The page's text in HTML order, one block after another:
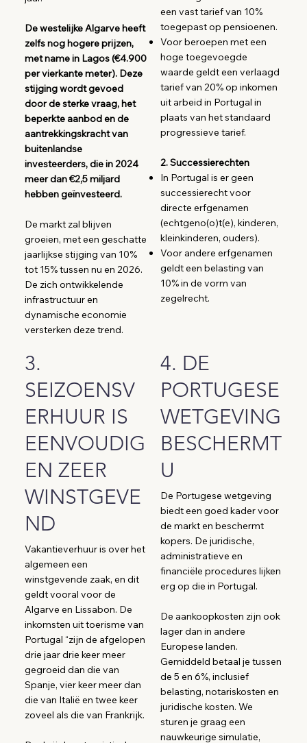
De westelijke Algarve heeft
zelfs nog hogere prijzen,
met name in Lagos (€4.900
per vierkante meter). Deze
stijging wordt gevoed
door de sterke vraag, het
beperkte aanbod en de
aantrekkingskracht van
buitenlandse
investeerders, die in 2024
meer dan €2,5 miljard
hebben geïnvesteerd.
De markt zal blijven
groeien, met een geschatte
jaarlijkse stijging van 10%
tot 15% tussen nu en 2026.
De zich ontwikkelende
infrastructuur en
dynamische economie
versterken deze trend.
een vast tarief van 10%
toegepast op pensioenen.
Voor beroepen met een
hoge toegevoegde
waarde geldt een verlaagd
tarief van 20% op inkomen
uit arbeid in Portugal in
plaats van het standaard
progressieve tarief.
2. Successierechten
In Portugal is er geen
successierecht voor
directe erfgenamen
(echtgeno(o)t(e), kinderen,
kleinkinderen, ouders).
Voor andere erfgenamen
geldt een belasting van
10% in de vorm van
zegelrecht.
3.
SEIZOENSV
ERHUUR IS
EENVOUDIG
EN ZEER
WINSTGEVE
ND
Vakantieverhuur is over het
algemeen een
winstgevende zaak, en dit
geldt vooral voor de
Algarve en Lissabon. De
inkomsten uit toerisme van
Portugal “zijn de afgelopen
drie jaar drie keer meer
gegroeid dan die van
Spanje, vier keer meer dan
die van Italië en twee keer
zoveel als die van Frankrijk.
4. DE
PORTUGESE
WETGEVING
BESCHERMT
U
De Portugese wetgeving
biedt een goed kader voor
de markt en beschermt
kopers. De juridische,
administratieve en
financiële procedures lijken
erg op die in Portugal.
De aankoopkosten zijn ook
lager dan in andere
Europese landen.
Gemiddeld betaal je tussen
de 5 en 6%, inclusief
belasting, notariskosten en
juridische kosten. We
sturen je graag een
nauwkeurige simulatie,